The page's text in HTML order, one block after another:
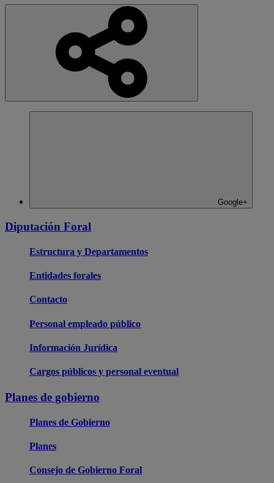
Google+
Diputación Foral
Estructura y Departamentos
Entidades forales
Contacto
Personal empleado público
Información Jurídica
Cargos públicos y personal eventual
Planes de gobierno
Planes de Gobierno
Planes
Consejo de Gobierno Foral